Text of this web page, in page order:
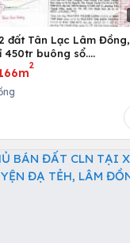
đất Tân Lạc Lâm Đồng,
450tr buông sổ.
2